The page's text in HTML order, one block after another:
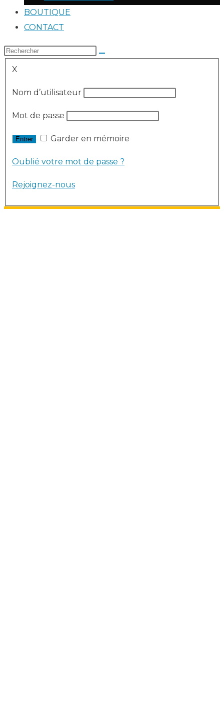
BOUTIQUE
CONTACT
X
Nom d’utilisateur
Mot de passe
Garder en mémoire
Oublié votre mot de passe ?
Rejoignez-nous